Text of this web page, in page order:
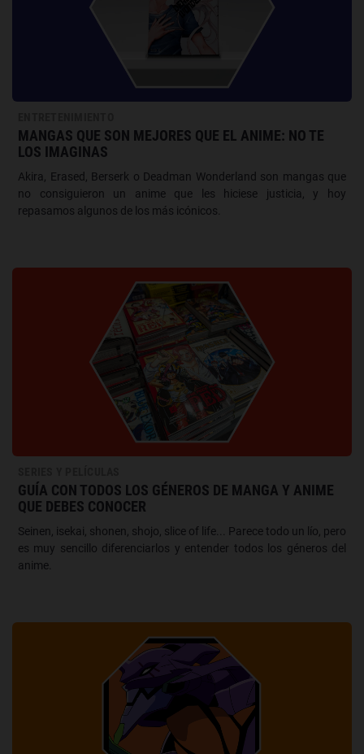
MANGAS QUE SON MEJORES QUE EL ANIME: NO TE
LOS IMAGINAS
Akira, Erased, Berserk o Deadman Wonderland son mangas que
no consiguieron un anime que les hiciese justicia, y hoy
repasamos algunos de los más icónicos.
GUÍA CON TODOS LOS GÉNEROS DE MANGA Y ANIME
QUE DEBES CONOCER
Seinen, isekai, shonen, shojo, slice of life... Parece todo un lío, pero
es muy sencillo diferenciarlos y entender todos los géneros del
anime.